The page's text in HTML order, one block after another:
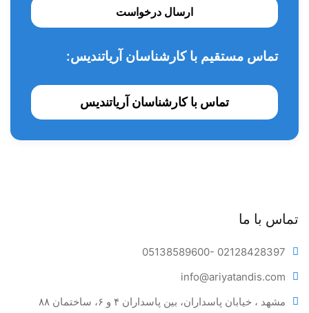
امکان اتصال فایل های مختلف
قابلیت تنظیم ضریب گشتاور
هد پوش باتن با قابلیت اتوکلاو
صفحه نمایش شفاف LCD
ارسال درخواست
تماس مستقیم با کارشناسان آریاتندیس:
تماس با کارشناسان آریاتندیس
تماس با ما
05138589600- 02128428397
info@ariyatandis.com
مشهد ، خیابان پاسداران، بین پاسداران ۴ و ۶، ساختمان ۸۸